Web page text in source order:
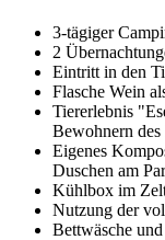
3-tägiger
2
Eintritt in den
Flasche Wein
Tiererlebnis
Bewohnern des
Eigenes
Duschen am
Kühlbox im
Nutzung der
Bettwäsche